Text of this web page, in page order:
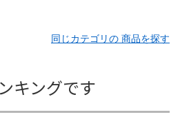
同じカテゴリの 商品を探す
キングです